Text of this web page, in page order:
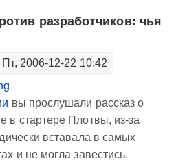
разработчиков: чья
Пт, 2006-12-22 10:42
вы прослушали рассказ о
в стартере Плотвы, из-за
вставала в самых
и не могла завестись.